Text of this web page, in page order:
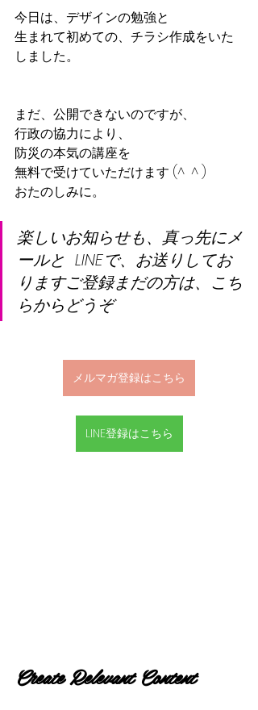
今日は、デザインの勉強と
生まれて初めての、チラシ作成をいた
しました。
まだ、公開できないのですが、
行政の協力により、
防災の本気の講座を
無料で受けていただけます (^  ^ )
おたのしみに。
楽しいお知らせも、真っ先にメ
ールと  LINEで、お送りしてお
りますご登録まだの方は、こち
らからどうぞ
メルマガ登録はこちら
LINE登録はこちら
Create Relevant Content